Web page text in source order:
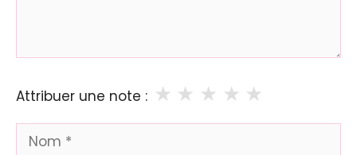
Attribuer une note : ★
★
★
★
★
Nom